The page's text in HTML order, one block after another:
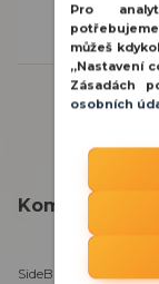
Kompletní
SideButton ( Dimmer
Pro
můžeš
„Nastavení
Zásadách
osobních